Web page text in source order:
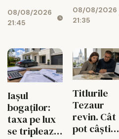
la Bacău
08/08/2026
21:45
imobiliare
intră din
circuit
08/08/2026
21:35
Iașul
bogaților:
taxa pe lux
se triplează
Titlurile
Tezaur
revin. Cât
pot câștiga